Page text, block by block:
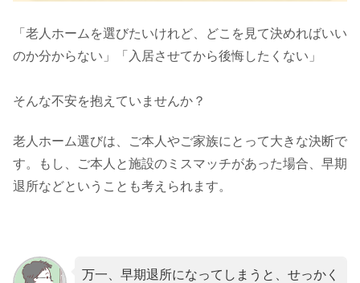
「老人ホームを選びたいけれど、どこを見て決めればいい
のか分からない」「入居させてから後悔したくない」
そんな不安を抱えていませんか？
老人ホーム選びは、ご本人やご家族にとって大きな決断で
す。もし、ご本人と施設のミスマッチがあった場合、早期
退所などということも考えられます。
万一、早期退所になってしまうと、せっかく